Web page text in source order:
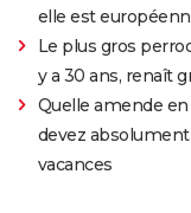
elle est
Le plus gros
y a 30 ans, renaît
Quelle amende en
devez
vacances